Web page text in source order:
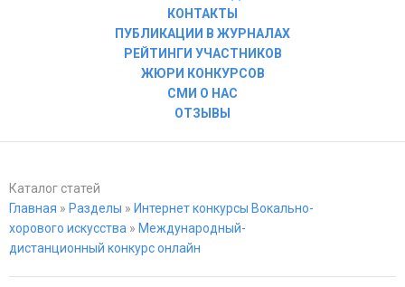
КОНТАКТЫ
ПУБЛИКАЦИИ В ЖУРНАЛАХ
РЕЙТИНГИ УЧАСТНИКОВ
ЖЮРИ КОНКУРСОВ
СМИ О НАС
ОТЗЫВЫ
Каталог статей
Главная » Разделы » Интернет конкурсы Вокально-
хорового искусства » Международный-
дистанционный конкурс онлайн